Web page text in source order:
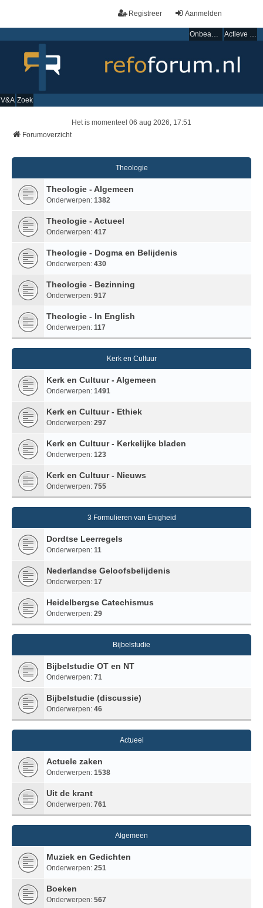
Aanmelden
Registreer
Onbeantwoorde onderwerpen Actieve onderwerpen
V&A Zoek
Het is momenteel 06 aug 2026, 17:51
Forumoverzicht
Theologie
Theologie - Algemeen
Onderwerpen: 1382
Theologie - Actueel
Onderwerpen: 417
Theologie - Dogma en Belijdenis
Onderwerpen: 430
Theologie - Bezinning
Onderwerpen: 917
Theologie - In English
Onderwerpen: 117
Kerk en Cultuur
Kerk en Cultuur - Algemeen
Onderwerpen: 1491
Kerk en Cultuur - Ethiek
Onderwerpen: 297
Kerk en Cultuur - Kerkelijke bladen
Onderwerpen: 123
Kerk en Cultuur - Nieuws
Onderwerpen: 755
3 Formulieren van Enigheid
Dordtse Leerregels
Onderwerpen: 11
Nederlandse Geloofsbelijdenis
Onderwerpen: 17
Heidelbergse Catechismus
Onderwerpen: 29
Bijbelstudie
Bijbelstudie OT en NT
Onderwerpen: 71
Bijbelstudie (discussie)
Onderwerpen: 46
Actueel
Actuele zaken
Onderwerpen: 1538
Uit de krant
Onderwerpen: 761
Algemeen
Muziek en Gedichten
Onderwerpen: 251
Boeken
Onderwerpen: 567